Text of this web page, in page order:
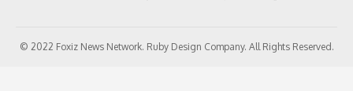
© 2022 Foxiz News Network. Ruby Design Company. All Rights Reserved.